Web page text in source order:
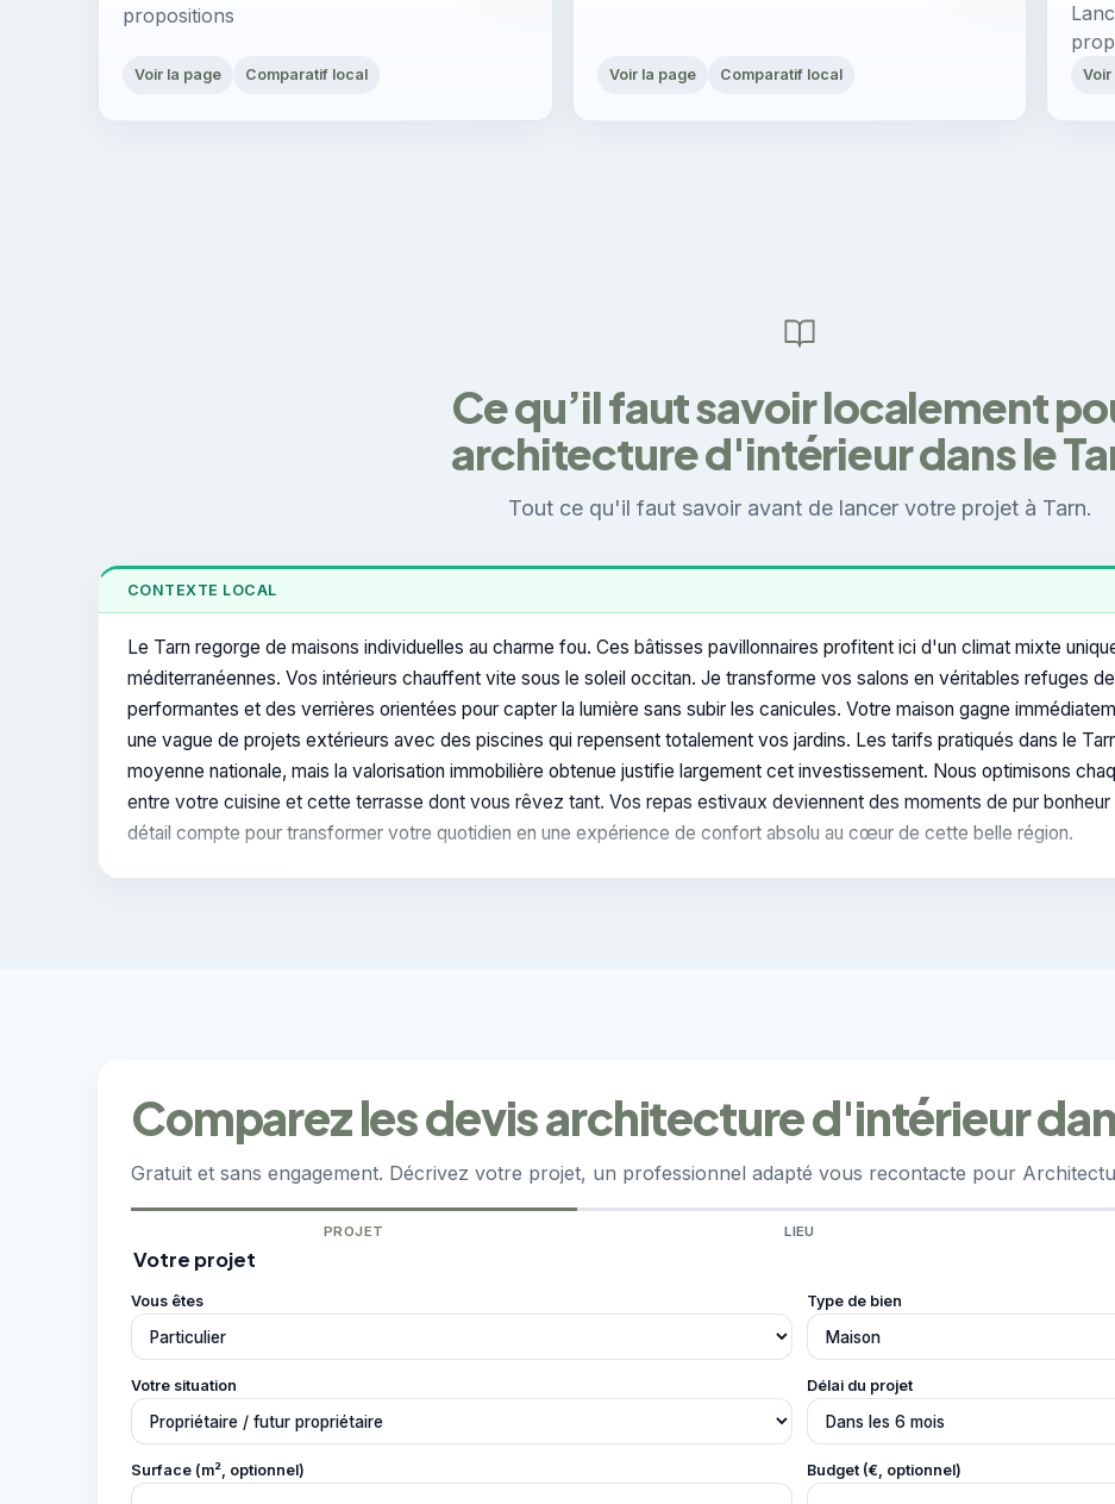
propositions
Voir la page Comparatif local Voir la page Comparatif local
Ce qu’il faut savoir localement
architecture d'intérieur dans le
Tout ce qu'il faut savoir avant de lancer votre projet à Tarn.
CONTEXTE LOCAL
Le Tarn regorge de maisons individuelles au charme fou. Ces bâtisses pavillonnaires profitent ici d'un climat mixte
méditerranéennes. Vos intérieurs chauffent vite sous le soleil occitan. Je transforme vos salons en véritables refuges
performantes et des verrières orientées pour capter la lumière sans subir les canicules. Votre maison gagne
une vague de projets extérieurs avec des piscines qui repensent totalement vos jardins. Les tarifs pratiqués dans le
moyenne nationale, mais la valorisation immobilière obtenue justifie largement cet investissement. Nous optimisons
entre votre cuisine et cette terrasse dont vous rêvez tant. Vos repas estivaux deviennent des moments de pur bonheur
détail compte pour transformer votre quotidien en une expérience de confort absolu au cœur de cette belle région.
Comparez les devis architecture d'intérieur
Gratuit et sans engagement. Décrivez votre projet, un professionnel adapté vous recontacte pour
PROJET LIEU
Votre projet
Vous êtes Type de bien
Votre situation Délai du projet
Surface (m², optionnel) Budget (€, optionnel)